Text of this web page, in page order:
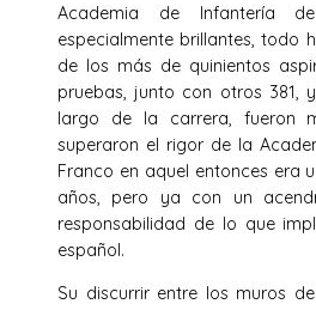
Academia de Infantería
especialmente brillantes, todo
de los más de quinientos
pruebas, junto con otros 381,
largo de la carrera, fueron
superaron el rigor de la
Franco en aquel entonces era
años, pero ya con un
responsabilidad de lo que
español.
Su discurrir entre los muros